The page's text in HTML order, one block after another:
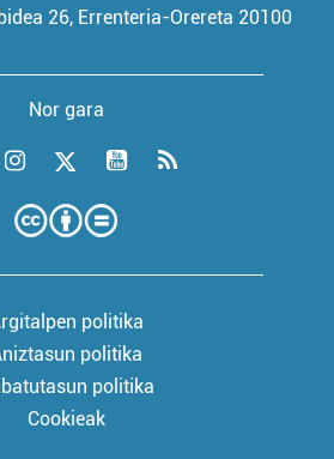
26, Errenteria-Orereta 20100
Nor gara
politika
politika
politika
Cookieak